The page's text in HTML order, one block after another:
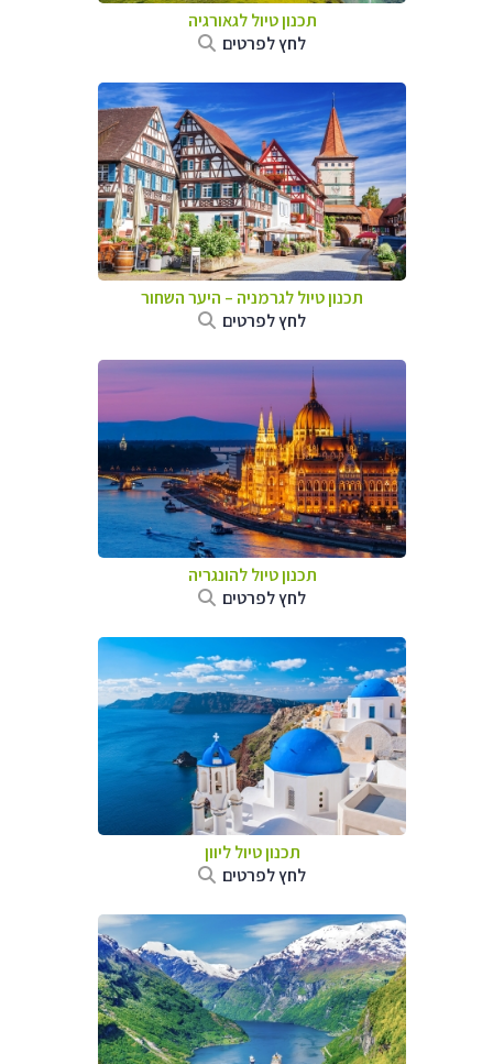
תכנון טיול לגאורגיה
לחץ לפרטים
תכנון טיול לגרמניה – היער השחור
לחץ לפרטים
תכנון טיול להונגריה
לחץ לפרטים
תכנון טיול ליוון
לחץ לפרטים